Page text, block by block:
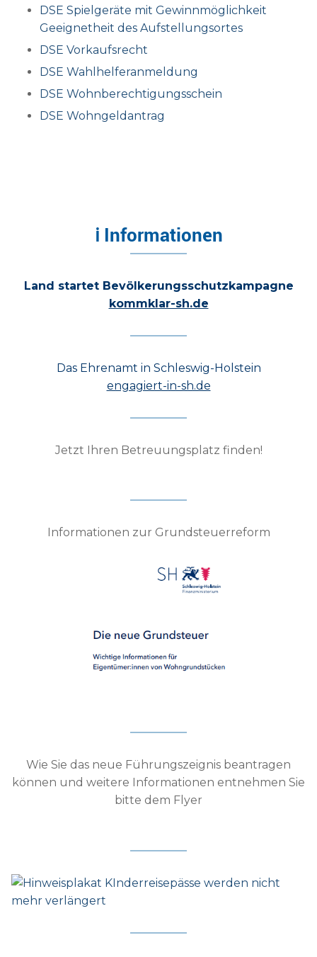
DSE Spielgeräte mit Gewinnmöglichkeit
Geeignetheit des Aufstellungsortes
DSE Vorkaufsrecht
DSE Wahlhelferanmeldung
DSE Wohnberechtigungsschein
DSE Wohngeldantrag
ℹ Informationen
Land startet Bevölkerungsschutzkampagne
kommklar-sh.de
Das Ehrenamt in Schleswig-Holstein
engagiert-in-sh.de
Jetzt Ihren Betreuungsplatz finden!
Informationen zur Grundsteuerreform
Wie Sie das neue Führungszeignis beantragen
können und weitere Informationen entnehmen Sie
bitte dem Flyer